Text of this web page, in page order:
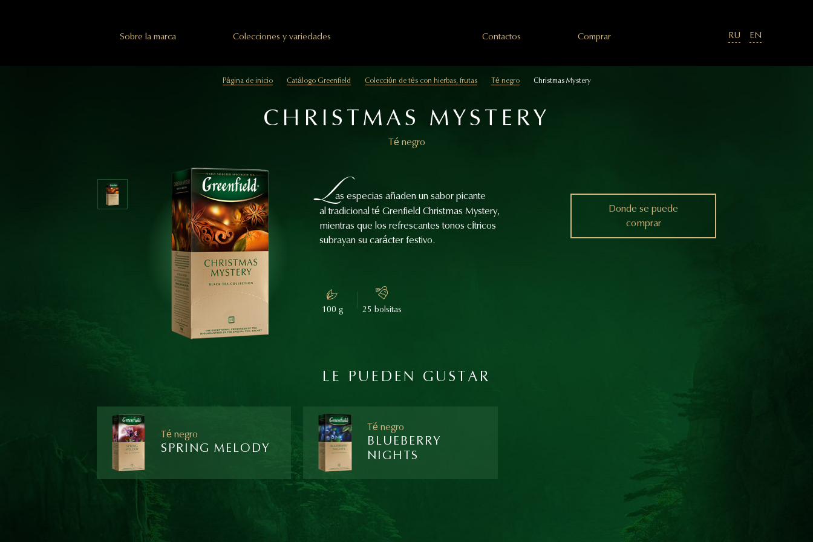
Sobre la marca Colecciones y variedades Сontactos Comprar RU EN
Página de inicio Catálogo Greenfield Colección de tés con hierbas, frutas Té negro Christmas Mystery
CHRISTMAS MYSTERY
Té negro
Las especias añaden un sabor picante
al tradicional té Grenfield Christmas Mystery,
mientras que los refrescantes tonos cítricos
subrayan su carácter festivo.
100 g 25 bolsitas
Donde se puede
comprar
Donde se puede
comprar
LE PUEDEN GUSTAR
Té negro
SPRING MELODY
Té negro
BLUEBERRY
NIGHTS